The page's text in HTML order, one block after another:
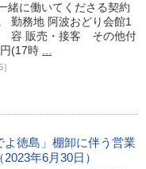
緒に働いてくださる契約
勤務地 阿波おどり会館1
容 販売・接客 その他付
(17時
よ徳島」棚卸に伴う営業
年6月30日）